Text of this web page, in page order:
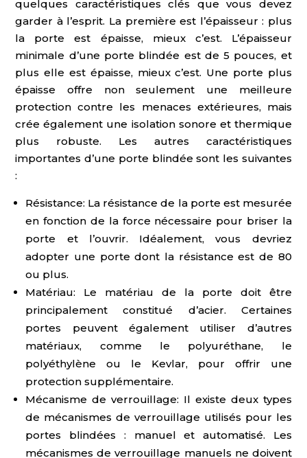
quelques caractéristiques clés que vous devez
garder à l’esprit. La première est l’épaisseur : plus
la porte est épaisse, mieux c’est. L’épaisseur
minimale d’une porte blindée est de 5 pouces, et
plus elle est épaisse, mieux c’est. Une porte plus
épaisse offre non seulement une meilleure
protection contre les menaces extérieures, mais
crée également une isolation sonore et thermique
plus robuste. Les autres caractéristiques
importantes d’une porte blindée sont les suivantes
:
Résistance: La résistance de la porte est mesurée
en fonction de la force nécessaire pour briser la
porte et l’ouvrir. Idéalement, vous devriez
adopter une porte dont la résistance est de 80
ou plus.
Matériau: Le matériau de la porte doit être
principalement constitué d’acier. Certaines
portes peuvent également utiliser d’autres
matériaux, comme le polyuréthane, le
polyéthylène ou le Kevlar, pour offrir une
protection supplémentaire.
Mécanisme de verrouillage: Il existe deux types
de mécanismes de verrouillage utilisés pour les
portes blindées : manuel et automatisé. Les
mécanismes de verrouillage manuels ne doivent